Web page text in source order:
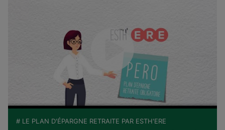
# LE PLAN D'ÉPARGNE RETRAITE PAR ESTH'ERE